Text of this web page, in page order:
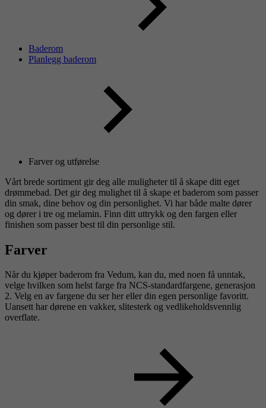
Baderom
Planlegg baderom
Farver og utførelse
Vårt brede sortiment gir deg alle muligheter til å skape ditt eget
drømmebad. Det gir deg mulighet til å skape et baderom som passer
din smak, dine behov og din personlighet. Vi har både malte dører
og dører i tre og melamin. Finn ditt uttrykk og den fargen eller
finishen som passer best til din personlige stil.
Farver
Når du kjøper baderom fra Vedum, kan du, med noen få unntak,
velge hvilken som helst farge fra NCS-standardfargene, generasjon
2. Velg en av fargene du ser her eller din egen personlige favoritt.
Uansett har dørene en vakker, slitesterk og vedlikeholdsvennlig
overflate.